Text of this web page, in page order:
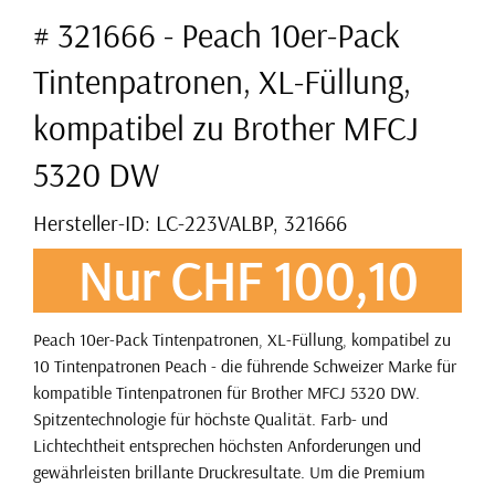
# 321666 - Peach 10er-Pack
Tintenpatronen, XL-Füllung,
kompatibel zu Brother MFCJ
5320 DW
Hersteller-ID: LC-223VALBP, 321666
Nur CHF 100,10
Peach 10er-Pack Tintenpatronen, XL-Füllung, kompatibel zu
10 Tintenpatronen Peach - die führende Schweizer Marke für
kompatible Tintenpatronen für Brother MFCJ 5320 DW.
Spitzentechnologie für höchste Qualität. Farb- und
Lichtechtheit entsprechen höchsten Anforderungen und
gewährleisten brillante Druckresultate. Um die Premium